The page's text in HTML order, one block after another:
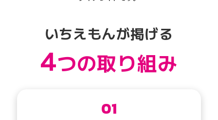
いちえもんが掲げる
4つの取り組み
01